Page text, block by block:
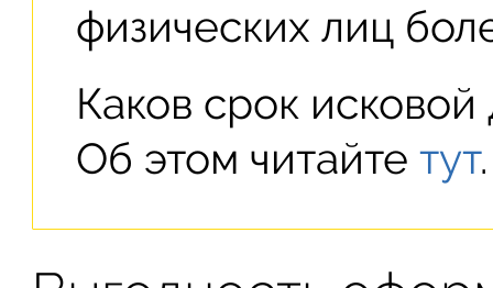
физических лиц
Каков срок
Об этом читайтетут.